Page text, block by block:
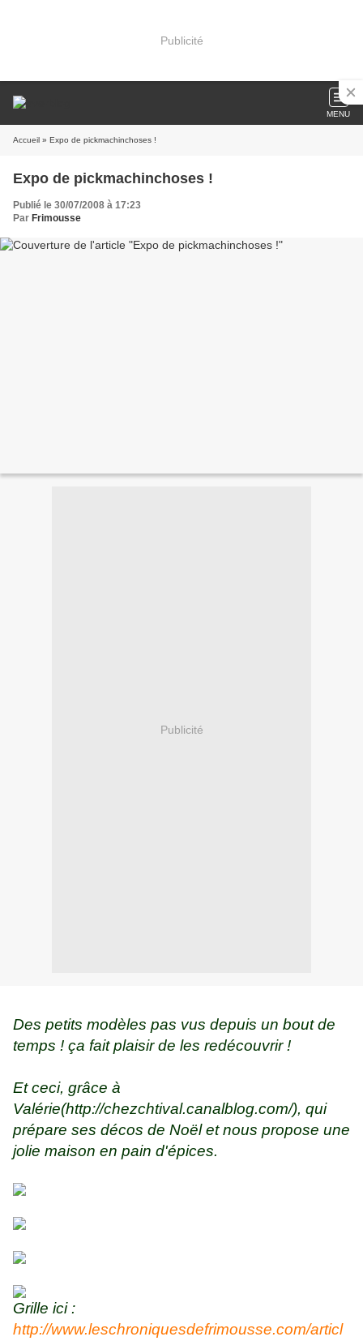
Publicité
MENU
Accueil » Expo de pickmachinchoses !
Expo de pickmachinchoses !
Publié le 30/07/2008 à 17:23
Par Frimousse
Publicité
Des petits modèles pas vus depuis un bout de
temps ! ça fait plaisir de les redécouvrir !
Et ceci, grâce à
Valérie(http://chezchtival.canalblog.com/), qui
prépare ses décos de Noël et nous propose une
jolie maison en pain d'épices.
Grille ici :
http://www.leschroniquesdefrimousse.com/articl